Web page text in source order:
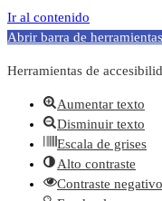
Ir al contenido
Abrir barra de herramientas
Herramientas de
Aumentar texto
Disminuir texto
Escala de grises
Alto contraste
Contraste negativo